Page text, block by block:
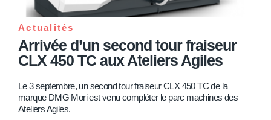
Actualités
Arrivée d’un second tour fraiseur
CLX 450 TC aux Ateliers Agiles
Le 3 septembre, un second tour fraiseur CLX 450 TC de la
marque DMG Mori est venu compléter le parc machines des
Ateliers Agiles.